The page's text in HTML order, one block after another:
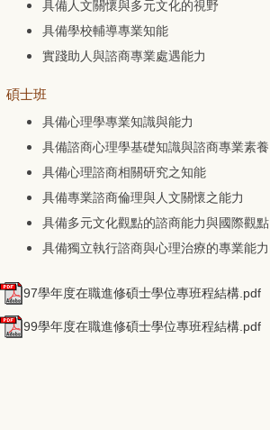
具備人文關懷與多元文化的視野
具備學校輔導專業知能
實踐助人與諮商專業處遇能力
碩士班
具備心理學專業知識與能力
具備諮商心理學基礎知識與諮商專業素養
具備心理諮商相關研究之知能
具備專業諮商倫理與人文關懷之能力
具備多元文化觀點的諮商能力與國際觀點
具備獨立執行諮商與心理治療的專業能力
97學年度在職進修碩士學位專班程結構.pdf
99學年度在職進修碩士學位專班程結構.pdf